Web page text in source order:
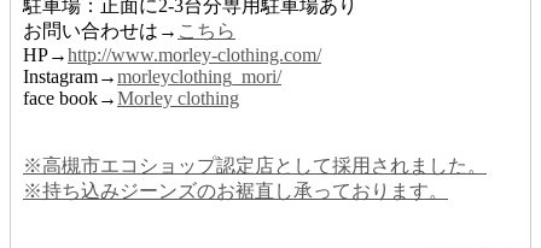
駐車場：正面に2-3台分専用駐車場あり
お問い合わせは→ こちら
HP→http://www.morley-clothing.com/
Instagram→morleyclothing_mori/
face book→Morley clothing
※高槻市エコショップ認定店として採用されました。
※持ち込みジーンズのお裾直し承っております。